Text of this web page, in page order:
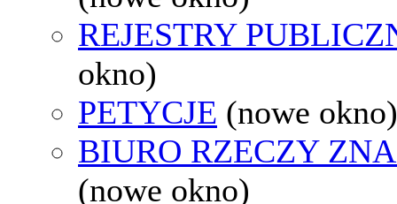
REJESTRY
okno)
PETYCJE (nowe okno)
BIURO RZECZY
(nowe okno)